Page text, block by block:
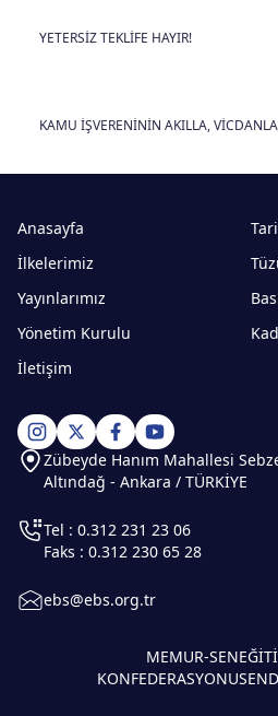
YETERSİZ TEKLİFE HAYIR!
KAMU İŞVERENİNİN AKILLA,
Anasayfa
İlkelerimiz
Yayınlarımız
Yönetim Kurulu
İletişim
MEMUR-SEN
KONFEDERASYONU
Zübeyde Hanım Mahallesi
Altındağ - Ankara / TÜRKİYE
Tel : 0.312 231 23 06
Faks : 0.312 230 65 28
ebs@ebs.org.tr